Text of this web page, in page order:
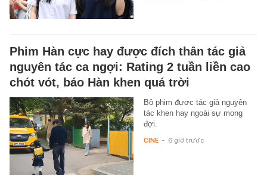
Phim Hàn cực hay được đích thân tác giả
nguyên tác ca ngợi: Rating 2 tuần liền cao
chót vót, báo Hàn khen quá trời
Bộ phim được tác giả nguyên
tác khen hay ngoài sự mong
đợi.
CINE - 6 giờ trước